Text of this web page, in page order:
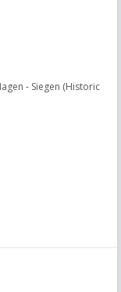
- Siegen (Historic